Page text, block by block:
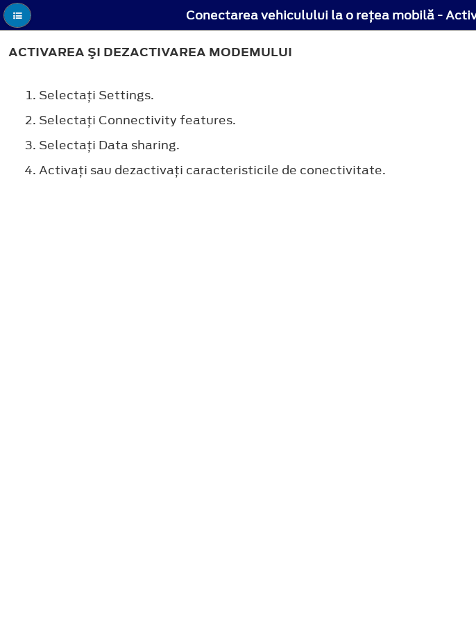
Conectarea vehiculului la o reţea mobilă -
ACTIVAREA ŞI DEZACTIVAREA MODEMULUI
Selectaţi Settings.
Selectaţi Connectivity features.
Selectaţi Data sharing.
Activaţi sau dezactivaţi caracteristicile de conectivitate.